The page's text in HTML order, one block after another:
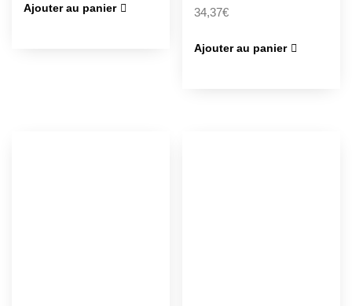
Ajouter au panier
34,37€
Ajouter au panier